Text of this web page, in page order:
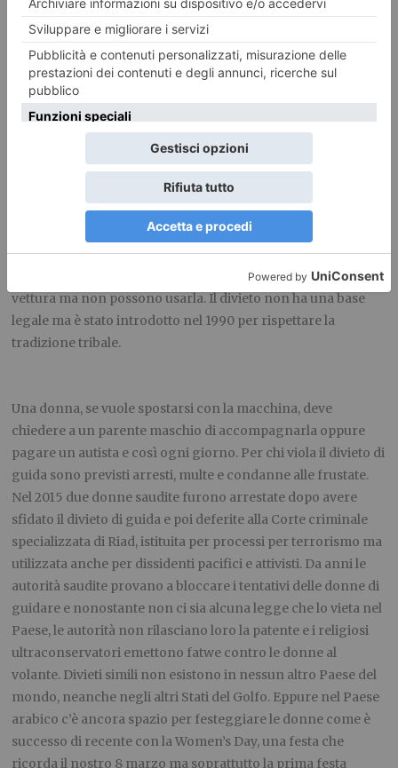
essere il padre, il marito, il figlio o il fratello. Hanno inviato al
monarca re Salman 2500 telegrammi e una petizione di
14.000 firme. Nel maggio di tre anni fa Raha conquistò la
cima dell’Everest (8850 metri), la prima ragazza araba a
raggiungere il “tetto del mondo” dopo aver già scalato la
vetta del Kilimangiaro e altre cime. Raha continua a scalare
le montagne insieme agli uomini e la sua vicenda dimostra
ciò che le donne arabe possono fare per emergere e
autodeterminarsi nonostante i divieti e le rigide leggi che
penalizzano le donne, in particolare in un Paese retrivo
come l’Arabia Saudita dove alle donne non viene neppure
concesso di guidare l’auto. Il regno dei Saud è infatti l’unico
Paese al mondo in cui le donne possono acquistare una
vettura ma non possono usarla. Il divieto non ha una base
legale ma è stato introdotto nel 1990 per rispettare la
tradizione tribale.
Una donna, se vuole spostarsi con la macchina, deve
chiedere a un parente maschio di accompagnarla oppure
pagare un autista e così ogni giorno. Per chi viola il divieto di
guida sono previsti arresti, multe e condanne alle frustate.
Nel 2015 due donne saudite furono arrestate dopo avere
sfidato il divieto di guida e poi deferite alla Corte criminale
specializzata di Riad, istituita per processi per terrorismo ma
utilizzata anche per dissidenti pacifici e attivisti. Da anni le
autorità saudite provano a bloccare i tentativi delle donne di
guidare e nonostante non ci sia alcuna legge che lo vieta nel
Paese, le autorità non rilasciano loro la patente e i religiosi
ultraconservatori emettono fatwe contro le donne al
volante. Divieti simili non esistono in nessun altro Paese del
mondo, neanche negli altri Stati del Golfo. Eppure nel Paese
arabico c’è ancora spazio per festeggiare le donne come è
successo di recente con la Women’s Day, una festa che
ricorda il nostro 8 marzo ma soprattutto la prima festa